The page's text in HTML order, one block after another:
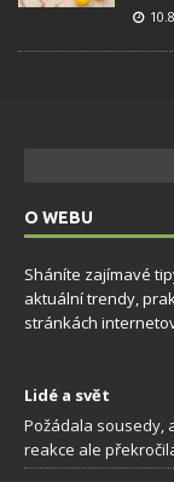
O WEBU
Sháníte zajímavé
aktuální trendy,
stránkách
Lidé a svět
Požádala sousedy,
reakce ale